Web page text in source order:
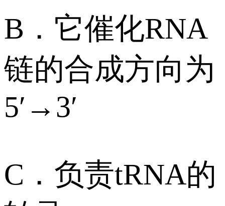
B．它催化RNA
链的合成方向为
5′→3′
C．负责tRNA的